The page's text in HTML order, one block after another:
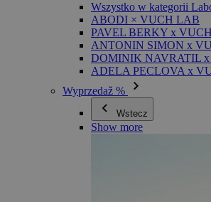
Wszystko w kategorii
ABODI × VUCH LAB
PAVEL BERKY x
ANTONIN SIMON x
DOMINIK NAVRATIL
ADELA PECLOVA x
Wyprzedaž %
Wstecz
Show more